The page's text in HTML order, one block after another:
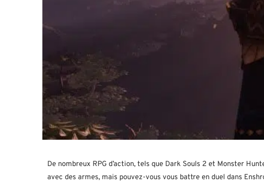
De nombreux RPG d’action, tels que Dark Souls 2 et Monster
avec des armes, mais pouvez-vous vous battre en duel dans